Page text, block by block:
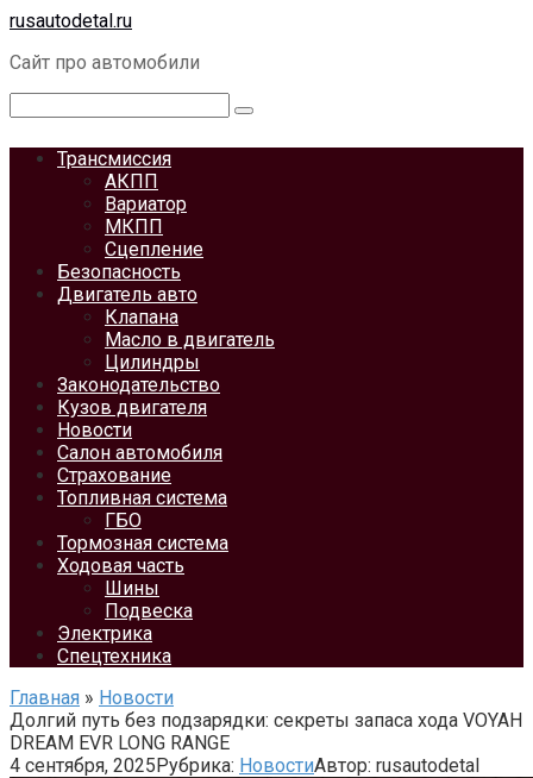
Перейти
контенту
rusautodetal.ru
Сайт про автомобили
Трансмиссия
АКПП
Вариатор
МКПП
Сцепление
Безопасность
Двигатель авто
Клапана
Масло в двигатель
Цилиндры
Законодательство
Кузов двигателя
Новости
Салон автомобиля
Страхование
Топливная система
ГБО
Тормозная система
Ходовая часть
Шины
Подвеска
Электрика
Спецтехника
Главная » Новости
Долгий путь без подзарядки: секреты запаса хода VOYAH
DREAM EVR LONG RANGE
4 сентября, 2025Рубрика: НовостиАвтор: rusautodetal